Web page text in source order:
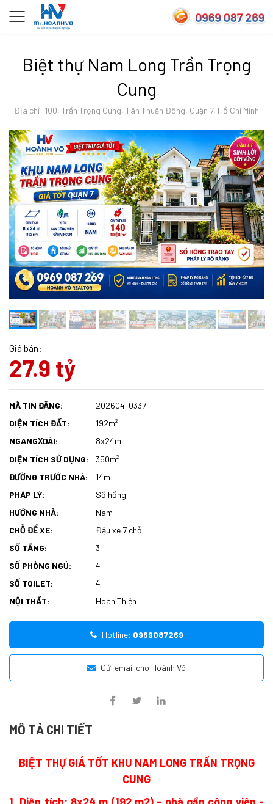
Biệt thự Nam Long Trần Trọng
Cung
Địa chỉ: 100, Trần Trọng Cung, Tân Thuận Đông, Quận 7, Hồ Chí Minh
Giá bán:
27.9 tỷ
MÃ TIN ĐĂNG:
202604-0337
DIỆN TÍCH ĐẤT:
192m²
NGANGXDÀI:
8x24m
DIỆN TÍCH SỬ DỤNG:
350m²
ĐƯỜNG TRƯỚC NHÀ:
14m
PHÁP LÝ:
Sổ hồng
HƯỚNG NHÀ:
Nam
CHỖ ĐỂ XE:
Đậu xe 7 chỗ
SỐ TẦNG:
3
SỐ PHÒNG NGỦ:
4
SỐ TOILET:
4
NỘI THẤT:
Hoàn Thiện
Hotline: 0969087269
Gửi email cho Hoành Võ
MÔ TẢ CHI TIẾT
BIỆT THỰ GIÁ TỐT KHU NAM LONG TRẦN TRỌNG
CUNG